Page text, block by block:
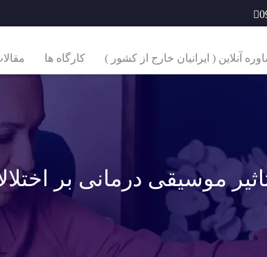
آنلاین ( ایرانیان خارج از کشور ) کارگاه ها
موسیقی درمانی بر